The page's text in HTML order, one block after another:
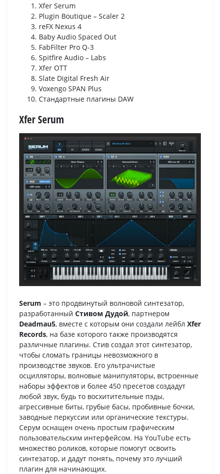
Xfer Serum
Plugin Boutique – Scaler 2
reFX Nexus 4
Baby Audio Spaced Out
FabFilter Pro Q-3
Spitfire Audio – Labs
Xfer OTT
Slate Digital Fresh Air
Voxengo SPAN Plus
Стандартные плагины DAW
Xfer Serum
Serum – это продвинутый волновой синтезатор,
разработанный Стивом Дудой, партнером
Deadmau5, вместе с которым они создали лейбл Xfer
Records, на базе которого также производятся
различные плагины. Стив создал этот синтезатор,
чтобы сломать границы невозможного в
производстве звуков. Его ультрачистые
осцилляторы, волновые манипуляторы, встроенные
наборы эффектов и более 450 пресетов создадут
любой звук, будь то восхитительные пэды,
агрессивные биты, грубые басы, пробивные бочки,
заводные перкуссии или органические текстуры.
Серум оснащен очень простым графическим
пользовательским интерфейсом. На YouTube есть
множество роликов, которые помогут освоить
синтезатор, и дадут понять, почему это лучший
плагин для начинающих.